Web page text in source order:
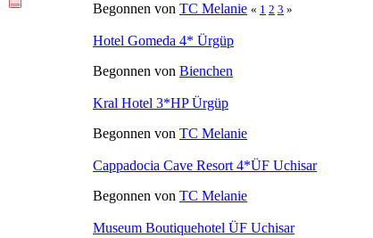
Begonnen von TC Melanie « 1 2 3 »
Hotel Gomeda 4* Ürgüp
Begonnen von Bienchen
Kral Hotel 3*HP Ürgüp
Begonnen von TC Melanie
Cappadocia Cave Resort 4*ÜF Uchisar
Begonnen von TC Melanie
Museum Boutiquehotel ÜF Uchisar